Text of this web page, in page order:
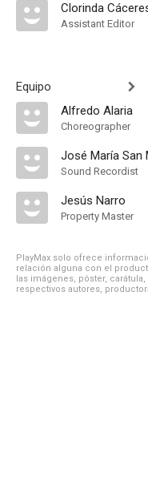
Clorinda
Assistant Editor
Equipo
Alfredo Alaria
Choreographer
Sound Recordist
Jesús Narro
Property Master
PlayMax solo ofrece
relación alguna con el
las imágenes, póster,
respectivos autores,